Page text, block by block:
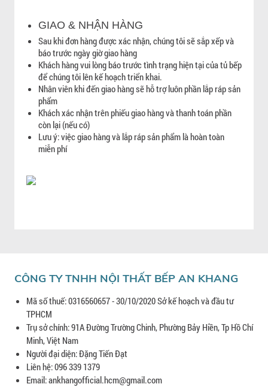
GIAO & NHẬN HÀNG
Sau khi đơn hàng được xác nhận, chúng tôi sẽ sắp xếp và
báo trước ngày giờ giao hàng
Khách hàng vui lòng báo trước tình trạng hiện tại của tủ bếp
để chúng tôi lên kế hoạch triển khai.
Nhân viên khi đến giao hàng sẽ hỗ trợ luôn phần lắp ráp sản
phẩm
Khách xác nhận trên phiếu giao hàng và thanh toán phần
còn lại (nếu có)
Lưu ý: việc giao hàng và lắp ráp sản phẩm là hoàn toàn
miễn phí
CÔNG TY TNHH NỘI THẤT BẾP AN KHANG
Mã số thuế: 0316560657 - 30/10/2020 Sở kế hoạch và đầu tư
TPHCM
Trụ sở chính: 91A Đường Trường Chinh, Phường Bảy Hiền, Tp Hồ Chí
Minh, Việt Nam
Người đại diện: Đặng Tiến Đạt
Liên hệ: 096 339 1379
Email: ankhangofficial.hcm@gmail.com